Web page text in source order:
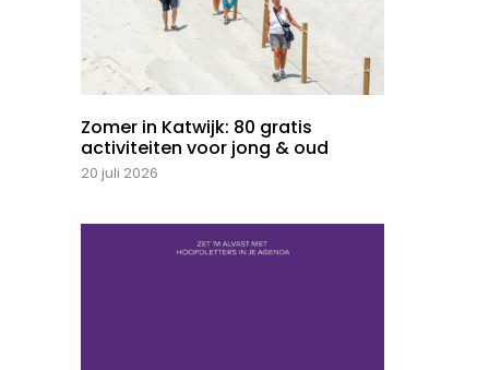
Zomer in Katwijk: 80 gratis
activiteiten voor jong & oud
20 juli 2026